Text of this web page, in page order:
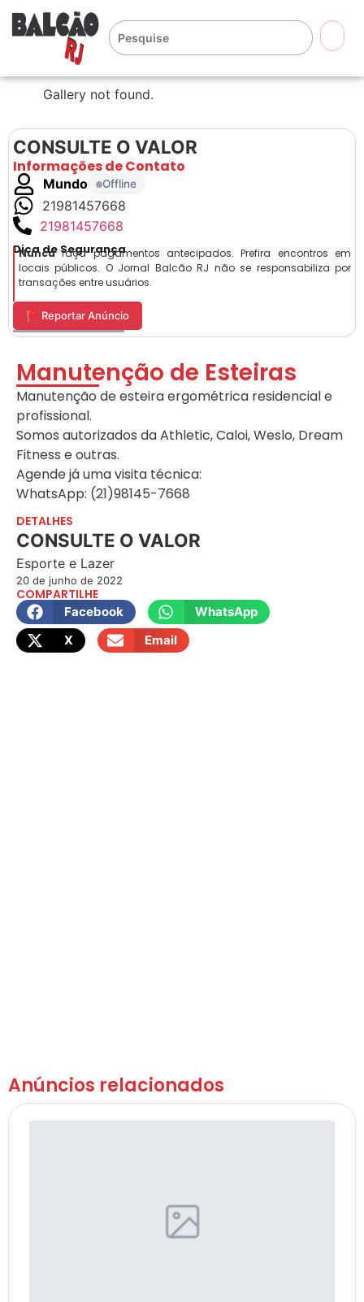
Gallery not found.
CONSULTE O VALOR
Informações de Contato
Mundo Offline
21981457668
21981457668
Dica de Segurança
Nuncafaça pagamentos antecipados. Prefira encontros em
locais públicos. O Jornal Balcão RJ não se responsabiliza por
transações entre usuários.
🚩 Reportar Anúncio
Manutenção de Esteiras
Manutenção de esteira ergométrica residencial e
profissional.
Somos autorizados da Athletic, Caloi, Weslo, Dream
Fitness e outras.
Agende já uma visita técnica:
WhatsApp: (21)98145-7668
DETALHES
CONSULTE O VALOR
Esporte e Lazer
20 de junho de 2022
COMPARTILHE
Facebook
WhatsApp
X
Email
Anúncios relacionados